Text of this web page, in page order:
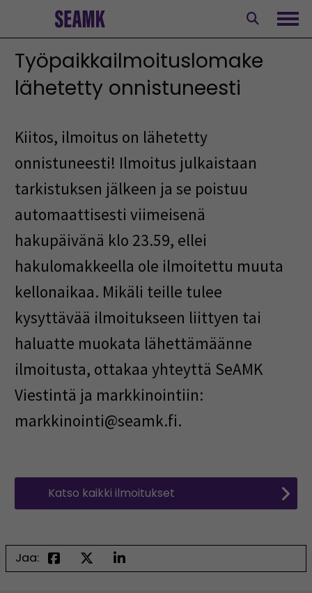
Työpaikkailmoituslomake
lähetetty onnistuneesti
Kiitos, ilmoitus on lähetetty
onnistuneesti! Ilmoitus julkaistaan
tarkistuksen jälkeen ja se poistuu
automaattisesti viimeisenä
hakupäivänä klo 23.59, ellei
hakulomakkeella ole ilmoitettu muuta
kellonaikaa. Mikäli teille tulee
kysyttävää ilmoitukseen liittyen tai
haluatte muokata lähettämäänne
ilmoitusta, ottakaa yhteyttä SeAMK
Viestintä ja markkinointiin:
markkinointi@seamk.fi.
Katso kaikki ilmoitukset
Jaa: